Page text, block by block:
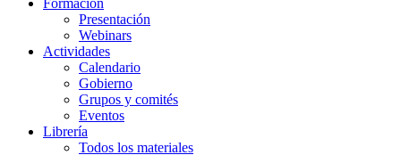
Formación
Presentación
Webinars
Actividades
Calendario
Gobierno
Grupos y comités
Eventos
Librería
Todos los materiales